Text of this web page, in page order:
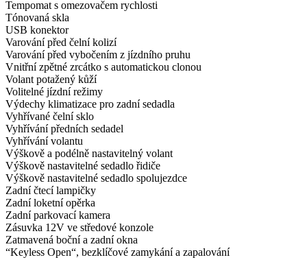
Tempomat s omezovačem rychlosti
Tónovaná skla
USB konektor
Varování před čelní kolizí
Varování před vybočením z jízdního pruhu
Vnitřní zpětné zrcátko s automatickou clonou
Volant potažený kůží
Volitelné jízdní režimy
Výdechy klimatizace pro zadní sedadla
Vyhřívané čelní sklo
Vyhřívání předních sedadel
Vyhřívání volantu
Výškově a podélně nastavitelný volant
Výškově nastavitelné sedadlo řidiče
Výškově nastavitelné sedadlo spolujezdce
Zadní čtecí lampičky
Zadní loketní opěrka
Zadní parkovací kamera
Zásuvka 12V ve středové konzole
Zatmavená boční a zadní okna
“Keyless Open“, bezklíčové zamykání a zapalování